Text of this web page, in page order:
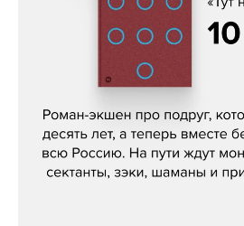
Кира Ярмыш, «Тут